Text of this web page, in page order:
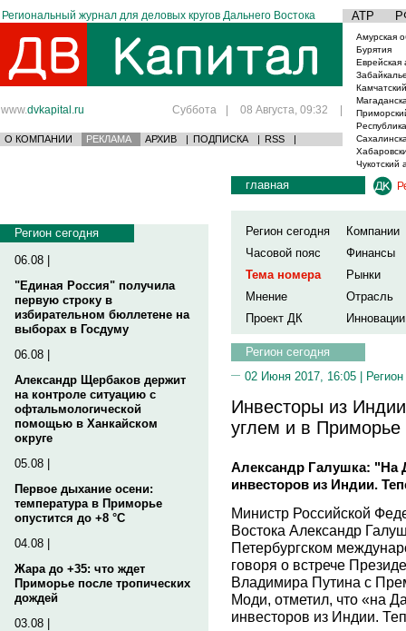
Региональный журнал для деловых кругов Дальнего Востока АТР
www.dvkapital.ru Суббота | 08 Августа, 09:32 |
О КОМПАНИИ РЕКЛАМА АРХИВ | ПОДПИСКА | RSS |
Амурская
Бурятия
Еврейская
Чукотский
Регион сегодня
06.08 |
"Единая Россия" получила
первую строку в
избирательном бюллетене на
выборах в Госдуму
06.08 |
Александр Щербаков держит
на контроле ситуацию с
офтальмологической
помощью в Ханкайском
округе
05.08 |
Первое дыхание осени:
температура в Приморье
опустится до +8 °C
04.08 |
Жара до +35: что ждет
Приморье после тропических
дождей
03.08 |
главная
Регион сегодня
Компании
Часовой пояс
Финансы
Тема номера
Рынки
Мнение
Отрасль
Проект ДК
Инновации
Регион сегодня
02 Июня 2017, 16:05 |
Инвесторы из
углем и в
Александр Галушка: "На
инвесторов из Индии.
Министр Российской
Востока Александр
Петербургском
говоря о встрече
Владимира Путина с
Моди, отметил, что «на
инвесторов из Индии.